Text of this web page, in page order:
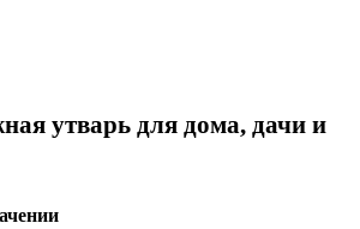
утварь для дома, дачи и